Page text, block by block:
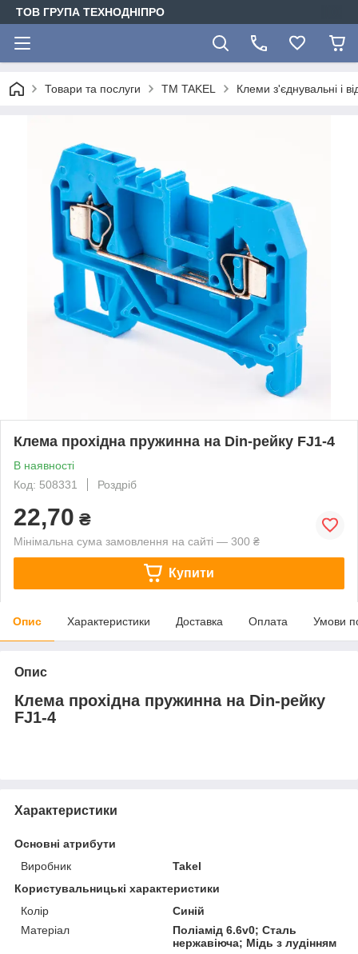
ТОВ ГРУПА ТЕХНОДНІПРО
Товари та послуги TM TAKEL Клеми з'єднувальні і
Клема прохідна пружинна на Din-рейку FJ1-4
В наявності
Код: 508331
Роздріб
22,70 ₴
Мінімальна сума замовлення на сайті — 300 ₴
Купити
Опис Характеристики Доставка Оплата Умови
Опис
Клема прохідна пружинна на Din-рейку
FJ1-4
Характеристики
Основні атрибути
Виробник
Takel
Користувальницькі характеристики
Колір
Синій
Матеріал
Поліамід 6.6v0; Сталь
нержавіюча; Мідь з лудінням